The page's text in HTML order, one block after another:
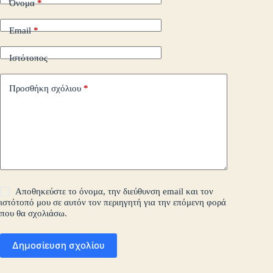
Όνομα*
Email*
Ιστότοπος
Προσθήκη σχόλιου *
Αποθηκεύστε το όνομα, την διεύθυνση email και τον
ιστότοπό μου σε αυτόν τον περιηγητή για την επόμενη φορά
που θα σχολιάσω.
Δημοσίευση σχολίου